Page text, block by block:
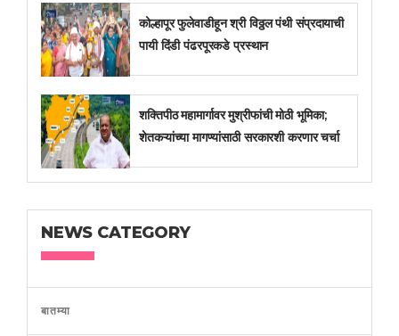
कोल्हापूर फुलेवाडीहून श्री विठ्ठल पंथी संप्रदायाची
पायी दिंडी पंढरपूरकडे प्रस्थान
शक्तिपीठ महामार्गावर मुश्रीफांची मोठी भूमिका;
शेतकऱ्यांच्या मागण्यांसाठी सरकारशी करणार चर्चा
NEWS CATEGORY
बातम्या